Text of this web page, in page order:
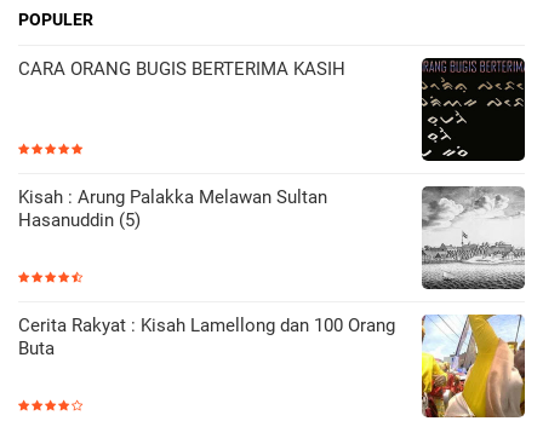
POPULER
CARA ORANG BUGIS BERTERIMA KASIH
Kisah : Arung Palakka Melawan Sultan
Hasanuddin (5)
Cerita Rakyat : Kisah Lamellong dan 100 Orang
Buta